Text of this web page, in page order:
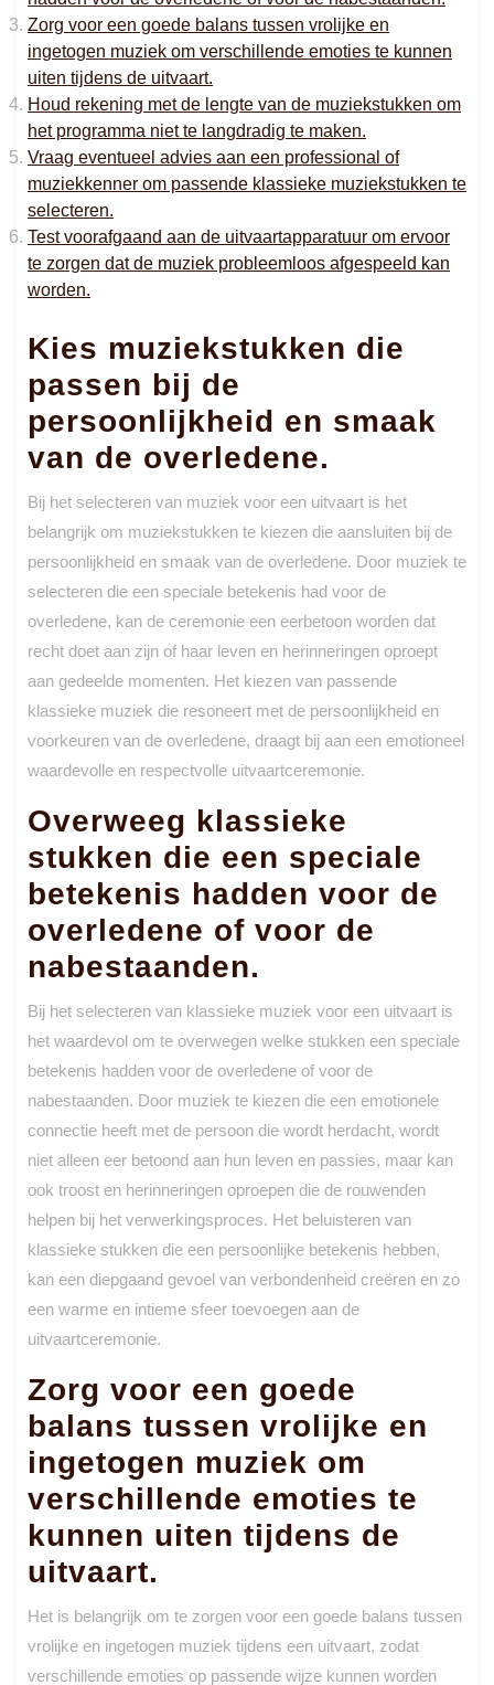
Zorg voor een goede balans tussen vrolijke en
ingetogen muziek om verschillende emoties te kunnen
uiten tijdens de uitvaart.
Houd rekening met de lengte van de muziekstukken om
het programma niet te langdradig te maken.
Vraag eventueel advies aan een professional of
muziekkenner om passende klassieke muziekstukken te
selecteren.
Test voorafgaand aan de uitvaartapparatuur om ervoor
te zorgen dat de muziek probleemloos afgespeeld kan
worden.
Kies muziekstukken die
passen bij de
persoonlijkheid en smaak
van de overledene.
Bij het selecteren van muziek voor een uitvaart is het
belangrijk om muziekstukken te kiezen die aansluiten bij de
persoonlijkheid en smaak van de overledene. Door muziek te
selecteren die een speciale betekenis had voor de
overledene, kan de ceremonie een eerbetoon worden dat
recht doet aan zijn of haar leven en herinneringen oproept
aan gedeelde momenten. Het kiezen van passende
klassieke muziek die resoneert met de persoonlijkheid en
voorkeuren van de overledene, draagt bij aan een emotioneel
waardevolle en respectvolle uitvaartceremonie.
Overweeg klassieke
stukken die een speciale
betekenis hadden voor de
overledene of voor de
nabestaanden.
Bij het selecteren van klassieke muziek voor een uitvaart is
het waardevol om te overwegen welke stukken een speciale
betekenis hadden voor de overledene of voor de
nabestaanden. Door muziek te kiezen die een emotionele
connectie heeft met de persoon die wordt herdacht, wordt
niet alleen eer betoond aan hun leven en passies, maar kan
ook troost en herinneringen oproepen die de rouwenden
helpen bij het verwerkingsproces. Het beluisteren van
klassieke stukken die een persoonlijke betekenis hebben,
kan een diepgaand gevoel van verbondenheid creëren en zo
een warme en intieme sfeer toevoegen aan de
uitvaartceremonie.
Zorg voor een goede
balans tussen vrolijke en
ingetogen muziek om
verschillende emoties te
kunnen uiten tijdens de
uitvaart.
Het is belangrijk om te zorgen voor een goede balans tussen
vrolijke en ingetogen muziek tijdens een uitvaart, zodat
verschillende emoties op passende wijze kunnen worden